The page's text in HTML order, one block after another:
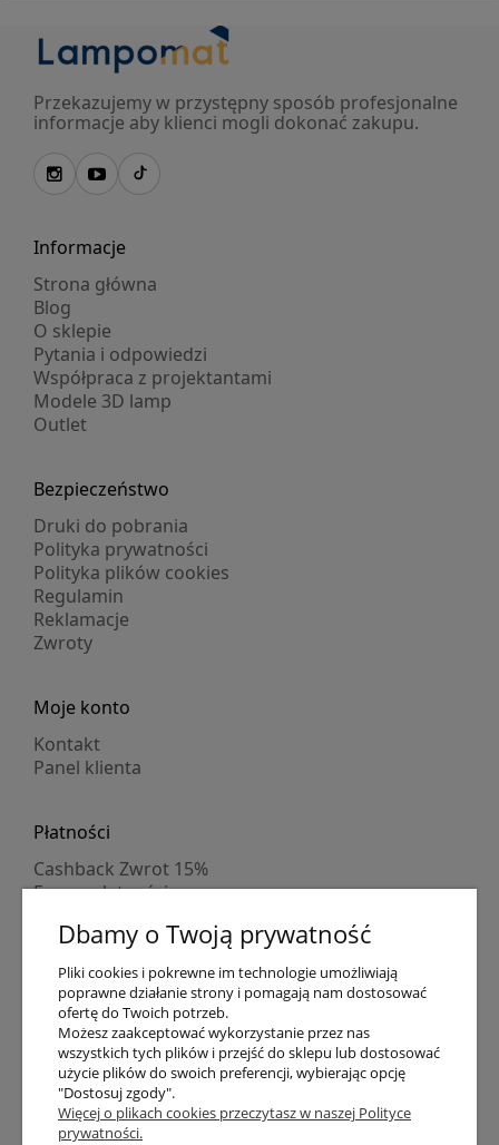
Przekazujemy w przystępny sposób profesjonalne
informacje aby klienci mogli dokonać zakupu.
Informacje
Strona główna
Blog
O sklepie
Pytania i odpowiedzi
Współpraca z projektantami
Modele 3D lamp
Outlet
Bezpieczeństwo
Druki do pobrania
Polityka prywatności
Polityka plików cookies
Regulamin
Reklamacje
Zwroty
Moje konto
Kontakt
Panel klienta
Płatności
Cashback Zwrot 15%
Formy płatności
Numer konta
PayPo kupujesz, nie płacisz
Progi rabatowe
Promocje
Dostawa
Czas wysyłki
Dostawa
Dbamy o Twoją prywatność
Pliki cookies i pokrewne im technologie umożliwiają
poprawne działanie strony i pomagają nam dostosować
ofertę do Twoich potrzeb.
Możesz zaakceptować wykorzystanie przez nas
wszystkich tych plików i przejść do sklepu lub dostosować
użycie plików do swoich preferencji, wybierając opcję
"Dostosuj zgody".
Więcej o plikach cookies przeczytasz w naszej Polityce
prywatności.